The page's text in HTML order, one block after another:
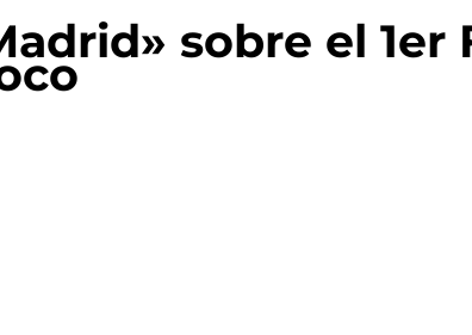
sobre el 1er